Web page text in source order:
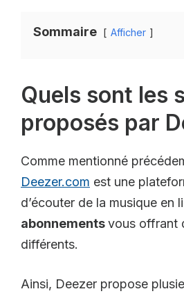
Sommaire Afficher
Quels sont les
proposés par
Comme mentionné
Deezer.com est une
d’écouter de la musique en
abonnementsvous offrant
différents.
Ainsi, Deezer propose